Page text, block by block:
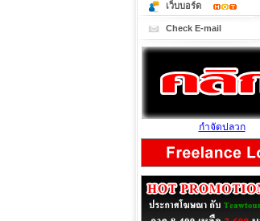
เว็บบอร์ด
Check E-mail
กำจัดปลวก